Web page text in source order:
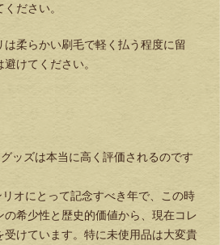
ださい。
は柔らかい刷毛で軽く払う程度に留
けてください。
ッズは本当に高く評価されるのです
オにとって記念すべき年で、この時
希少性と歴史的価値から、現在コレ
受けています。特に未使用品は大変貴